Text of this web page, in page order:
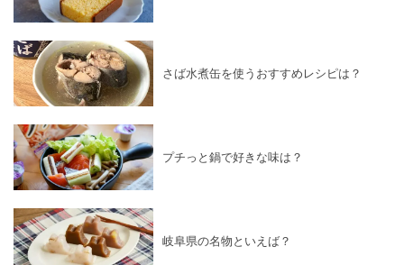
さば水煮缶を使うおすすめレシピは？
プチっと鍋で好きな味は？
岐阜県の名物といえば？